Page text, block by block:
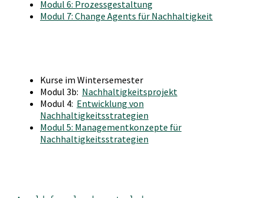
Modul 6: Prozessgestaltung
Modul 7: Change Agents für Nachhaltigkeit
Kurse im Wintersemester
Modul 3b: Nachhaltigkeitsprojekt
Modul 4: Entwicklung von
Nachhaltigkeitsstrategien
Modul 5: Managementkonzepte für
Nachhaltigkeitsstrategien